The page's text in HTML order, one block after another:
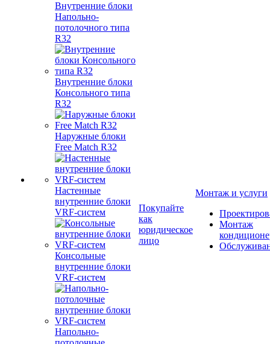
Внутренние блоки
Напольно-
потолочного типа
R32
Внутренние блоки
Консольного типа
R32
Наружные блоки
Free Match R32
Настенные
внутренние блоки
VRF-систем
Консольные
внутренние блоки
VRF-систем
Напольно-
Покупайте
как
юридическое
лицо
Монтаж и услуги
Монтаж